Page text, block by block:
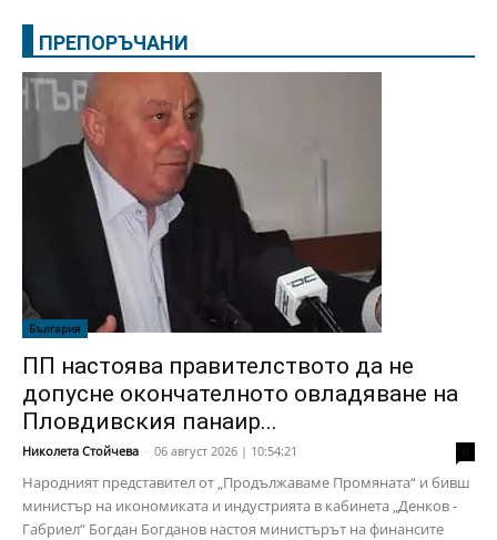
ПРЕПОРЪЧАНИ
България
ПП настоява правителството да не
допусне окончателното овладяване на
Пловдивския панаир...
Николета Стойчева - 06 август 2026 | 10:54:21
Народният представител от „Продължаваме Промяната“ и бивш
министър на икономиката и индустрията в кабинета „Денков -
Габриел“ Богдан Богданов настоя министърът на финансите